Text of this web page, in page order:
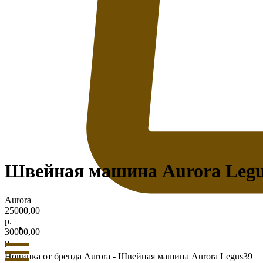
Швейная машина Aurora
Aurora
25000,00
р.
30000,00
р.
Новинка от бренда Aurora - Швейная машина Aurora Legus39